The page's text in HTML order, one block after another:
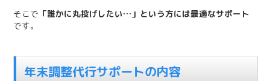
そこで 「誰かに丸投げしたい…」という方には最適なサポート
です。
年末調整代行サポートの内容